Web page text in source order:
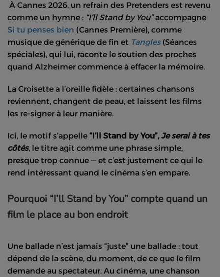
À Cannes 2026, un refrain des Pretenders est revenu
comme un hymne : “I’ll Stand by You”accompagne
Si tu penses bien (Cannes Première), comme
musique de générique de fin et Tangles (Séances
spéciales), qui lui, raconte le soutien des proches
quand Alzheimer commence à effacer la mémoire.
La Croisette a l’oreille fidèle : certaines chansons
reviennent, changent de peau, et laissent les films
les re-signer à leur manière.
Ici, le motif s’appelle “I’ll Stand by You”,Je serai à tes
côtés, le titre agit comme une phrase simple,
presque trop connue — et c’est justement ce qui le
rend intéressant quand le cinéma s’en empare.
Pourquoi “I’ll Stand by You” compte quand un
film le place au bon endroit
Une ballade n’est jamais “juste” une ballade : tout
dépend de la scène, du moment, de ce que le film
demande au spectateur. Au cinéma, une chanson